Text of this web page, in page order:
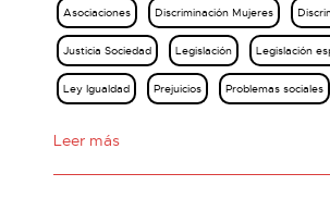
Asociaciones Discriminación Mujeres
Justicia Sociedad Legislación Legislación
Ley Igualdad Prejuicios Problemas sociales
Leer más